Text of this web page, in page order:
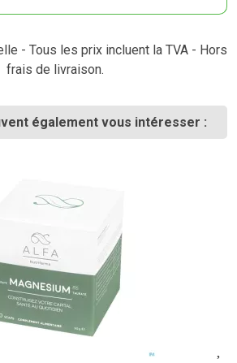
- Tous les prix incluent la TVA - Hors
frais de livraison.
également vous intéresser :